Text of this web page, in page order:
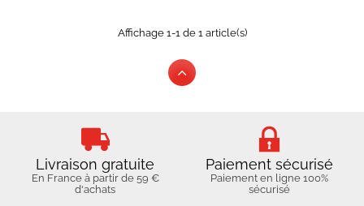
Affichage 1-1 de 1 article(s)
Livraison gratuite
En France à partir de 59 €
d'achats
Paiement sécurisé
Paiement en ligne 100%
sécurisé